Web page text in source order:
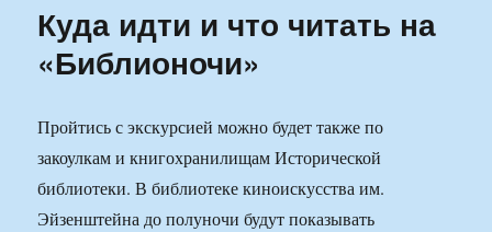
Куда идти и что читать на
«Библионочи»
Пройтись с экскурсией можно будет также по
закоулкам и книгохранилищам Исторической
библиотеки. В библиотеке киноискусства им.
Эйзенштейна до полуночи будут показывать